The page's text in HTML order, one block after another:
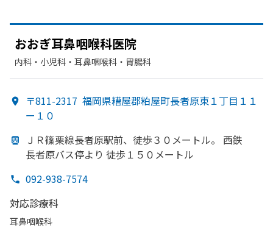
おおぎ耳鼻咽喉科医院
内科・​小児科・​耳鼻咽喉科・​胃腸科
〒811-2317 福岡県糟屋郡粕屋町長者原東１丁目１１
ー１０
ＪＲ篠栗線長者原駅前、 徒歩３０メートル。
西鉄
長者原バス停より 徒歩１５０メートル
092-938-7574
対応診療科
耳鼻咽喉科